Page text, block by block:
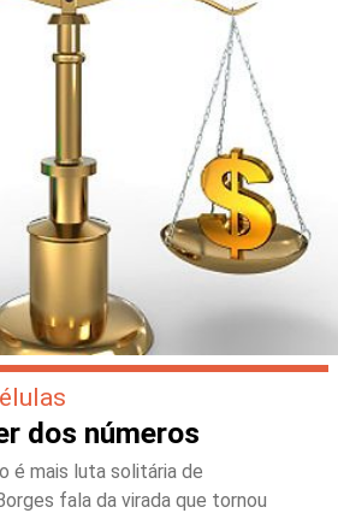
dos números
é mais luta solitária de
fala da virada que tornou